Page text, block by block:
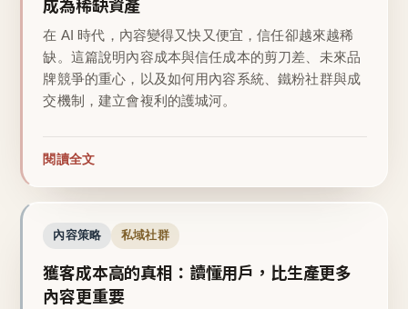
成為稀缺資產
在 AI 時代，內容變得又快又便宜，信任卻越來越稀
缺。這篇說明內容成本與信任成本的剪刀差、未來品
牌競爭的重心，以及如何用內容系統、鐵粉社群與成
交機制，建立會複利的護城河。
閱讀全文
內容策略 私域社群
獲客成本高的真相：讀懂用戶，比生產更多
內容更重要